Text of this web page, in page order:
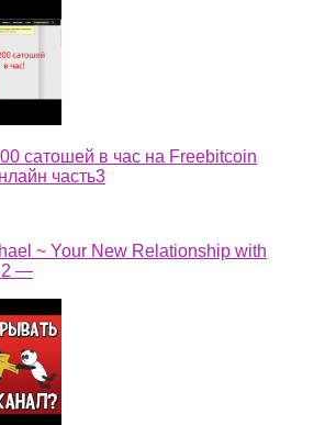
сатошей в час на Freebitcoin
часть3
~ Your New Relationship with
2 —